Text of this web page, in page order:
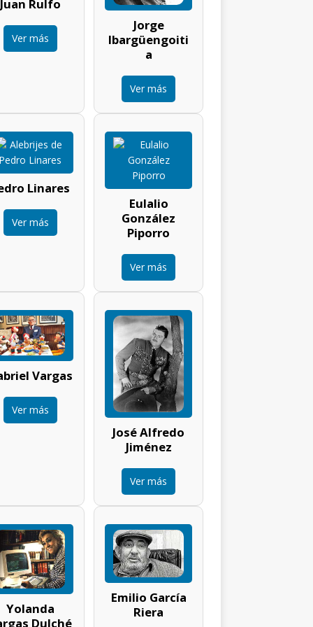
Juan Rulfo
Ver más
Jorge
Ibargüengoiti
a
Ver más
Linares
Ver más
Eulalio
González
Piporro
Ver más
Vargas
Ver más
José Alfredo
Jiménez
Ver más
Yolanda
Dulché
Emilio García
Riera